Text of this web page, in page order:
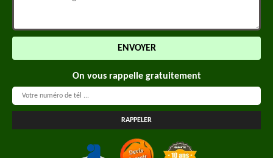
On vous rappelle gratuitement